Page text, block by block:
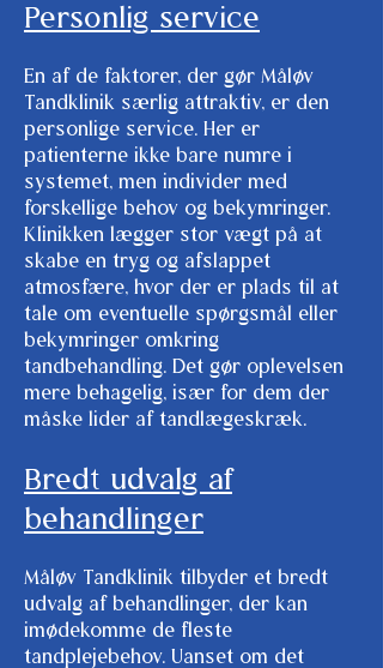
Personlig service
En af de faktorer, der gør Måløv
Tandklinik særlig attraktiv, er den
personlige service. Her er
patienterne ikke bare numre i
systemet, men individer med
forskellige behov og bekymringer.
Klinikken lægger stor vægt på at
skabe en tryg og afslappet
atmosfære, hvor der er plads til at
tale om eventuelle spørgsmål eller
bekymringer omkring
tandbehandling. Det gør oplevelsen
mere behagelig, især for dem der
måske lider af tandlægeskræk.
Bredt udvalg af
behandlinger
Måløv Tandklinik tilbyder et bredt
udvalg af behandlinger, der kan
imødekomme de fleste
tandplejebehov. Uanset om det